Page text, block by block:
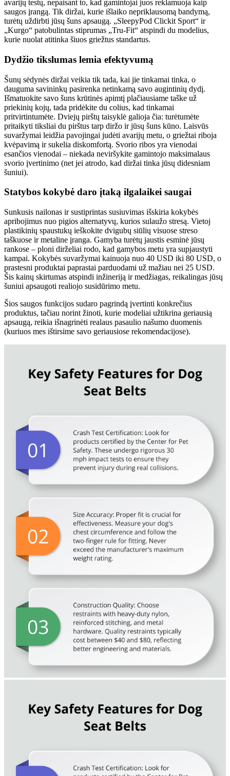
avarijų testų, nepaisant to, kad gamintojai juos reklamuoja kaip
saugos įrangą. Tik diržai, kurie išlaiko nepriklausomą bandymą,
turėtų uždirbti jūsų šuns apsaugą. „SleepyPod Clickit Sport“ ir
„Kurgo“ patobulintas stiprumas „Tru-Fit“ atspindi du modelius,
kurie nuolat atitinka šiuos griežtus standartus.
Dydžio tikslumas lemia efektyvumą
Šunų sėdynės diržai veikia tik tada, kai jie tinkamai tinka, o
dauguma savininkų pasirenka netinkamą savo augintinių dydį.
Išmatuokite savo šuns krūtinės apimtį plačiausiame taške už
priekinių kojų, tada pridėkite du colius, kad tinkamai
pritvirtintumėte. Dviejų pirštų taisyklė galioja čia: turėtumėte
pritaikyti tiksliai du pirštus tarp diržo ir jūsų šuns kūno. Laisvūs
suvaržymai leidžia pavojingai judėti avarijų metu, o griežtai riboja
kvėpavimą ir sukelia diskomfortą. Svorio ribos yra vienodai
esančios vienodai – niekada neviršykite gamintojo maksimalaus
svorio įvertinimo (net jei atrodo, kad diržai tinka jūsų didesniam
šuniui).
Statybos kokybė daro įtaką ilgalaikei saugai
Sunkusis nailonas ir sustiprintas susiuvimas išskiria kokybės
apribojimus nuo pigios alternatyvų, kurios sulaužo stresą. Vietoj
plastikinių spaustukų ieškokite dvigubų siūlių visuose streso
taškuose ir metaline įranga. Gamyba turėtų jaustis esminė jūsų
rankose – ploni dirželiai rodo, kad gamybos metu yra supjaustyti
kampai. Kokybės suvaržymai kainuoja nuo 40 USD iki 80 USD, o
prastesni produktai paprastai parduodami už mažiau nei 25 USD.
Šis kainų skirtumas atspindi inžineriją ir medžiagas, reikalingas jūsų
šuniui apsaugoti realiojo susidūrimo metu.
Šios saugos funkcijos sudaro pagrindą įvertinti konkrečius
produktus, tačiau norint žinoti, kurie modeliai užtikrina geriausią
apsaugą, reikia išnagrinėti realaus pasaulio našumo duomenis
(kuriuos mes ištirsime savo geriausiose rekomendacijose).